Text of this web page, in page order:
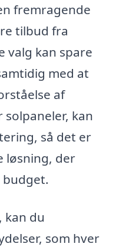
fremragende
tilbud fra
valg kan spare
med at
af
solpaneler, kan
så det er
løsning, der
budget.
kan du
som hver